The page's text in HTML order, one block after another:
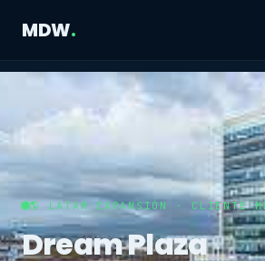
MDW.
🌎 LATAM EXPANSIÓN · CLIENTE
Dream Plaza